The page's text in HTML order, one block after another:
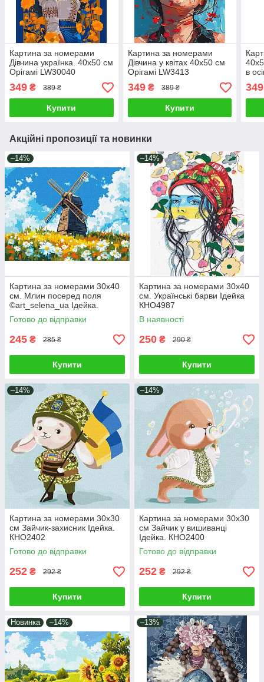
Картина за номерами
Дівчина українка. 40х50 см
Орігамі LW30040
349 ₴ 389 ₴
Купити
Картина за номерами
Дівчина у квітах 40х50 см
Орігамі LW3413
349₴ 389 ₴
Купити
в
349
Акційні пропозиції та новинки
–14%
Картина за номерами 30х40
см. Млин посеред поля
©art_selena_ua Ідейка.
KHO6399
Готово до відправки
245 ₴ 285 ₴
Купити
–14%
Картина за номерами 30х40
см. Українські барви Ідейка
КНО4987
В наявності
250 ₴ 290 ₴
Купити
–14%
Картина за номерами 30х30
см Зайчик-захисник Ідейка.
КНО2402
Готово до відправки
252 ₴ 292 ₴
Купити
–14%
Картина за номерами 30х30
см Зайчик у вишиванці
Ідейка. КНО2400
Готово до відправки
252 ₴ 292 ₴
Купити
Новинка –14% –13%